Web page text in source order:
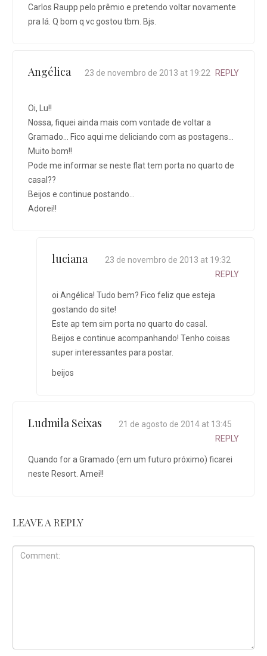
Carlos Raupp pelo prêmio e pretendo voltar novamente
pra lá. Q bom q vc gostou tbm. Bjs.
Angélica 23 de novembro de 2013 at 19:22 REPLY
Oi, Lu!!
Nossa, fiquei ainda mais com vontade de voltar a
Gramado… Fico aqui me deliciando com as postagens…
Muito bom!!
Pode me informar se neste flat tem porta no quarto de
casal??
Beijos e continue postando…
Adorei!!
luciana
23 de novembro de 2013 at 19:32
REPLY
oi Angélica! Tudo bem? Fico feliz que esteja
gostando do site!
Este ap tem sim porta no quarto do casal.
Beijos e continue acompanhando! Tenho coisas
super interessantes para postar.
beijos
Ludmila Seixas
21 de agosto de 2014 at 13:45
REPLY
Quando for a Gramado (em um futuro próximo) ficarei
neste Resort. Amei!!
LEAVE A REPLY